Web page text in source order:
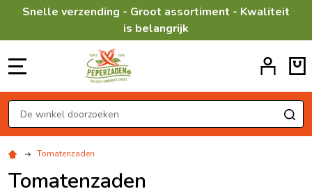
Snelle verzending - Groot assortiment - Kwaliteit
is belangrijk
Zoeken
Tomatenzaden
Tomatenzaden